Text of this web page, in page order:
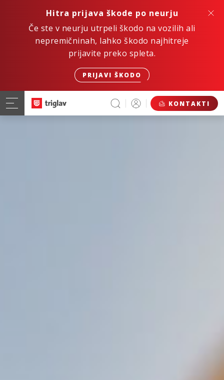
Hitra prijava škode po neurju
Če ste v neurju utrpeli škodo na vozilih ali
nepremičninah, lahko škodo najhitreje
prijavite preko spleta.
PRIJAVI ŠKODO
KONTAKTI